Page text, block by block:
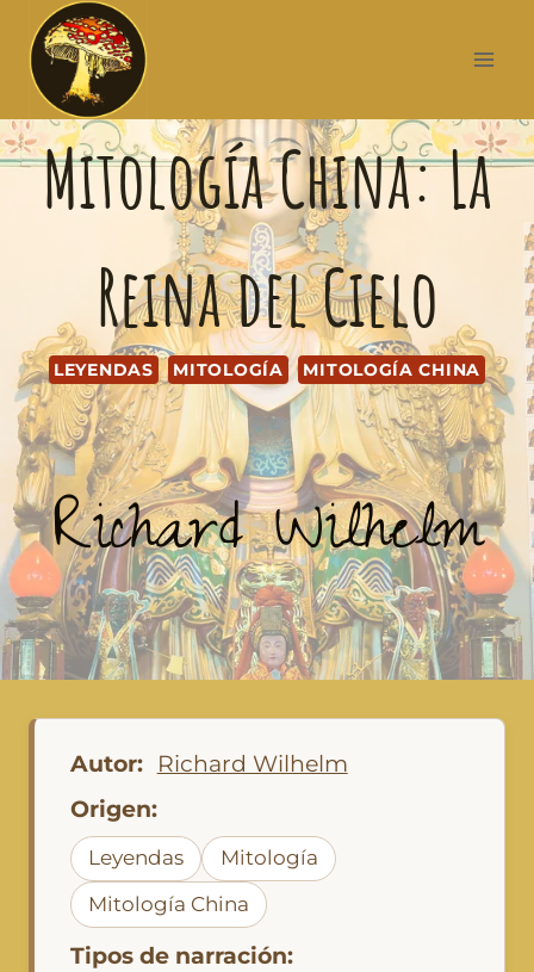
Mitología China: La
Reina del Cielo
LEYENDAS MITOLOGÍA MITOLOGÍA CHINA
Richard Wilhelm
Autor:
Richard Wilhelm
Origen:
Leyendas
Mitología
Mitología China
Tipos de narración: